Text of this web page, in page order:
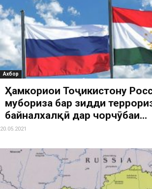
Ахбор
Ҳамкориҳои Тоҷикистону
мубориза бар зидди
байналхалқӣ дар чорчӯбаи...
20.05.2021